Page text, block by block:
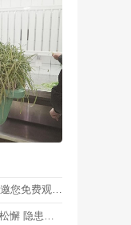
国家大剧院顶级艺术盛宴！包头市融媒体中心邀您免费观看！